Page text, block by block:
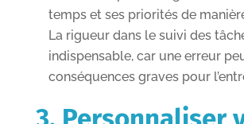
temps et ses priorités de
La rigueur dans le suivi des
indispensable, car une erreur
conséquences graves pour